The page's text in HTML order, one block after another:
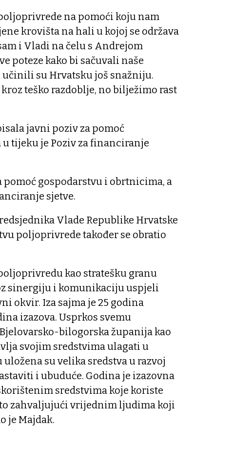
na pomoći koju nam
krovišta na hali u kojoj se održava
i Vladi na čelu s Andrejom
poteze kako bi sačuvali naše
učinili su Hrvatsku još snažniju.
teško razdoblje, no bilježimo rast
javni poziv za pomoć
tijeku je Poziv za financiranje
pomoć gospodarstvu i obrtnicima, a
sjetve.
Vlade Republike Hrvatske
poljoprivrede također se obratio
kao stratešku granu
sinergiju i komunikaciju uspjeli
okvir. Iza sajma je 25 godina
izazova. Usprkos svemu
bilogorska županija kao
svojim sredstvima ulagati u
su velika sredstva u razvoj
i ubuduće. Godina je izazovna
sredstvima koje koriste
zahvaljujući vrijednim ljudima koji
je Majdak.